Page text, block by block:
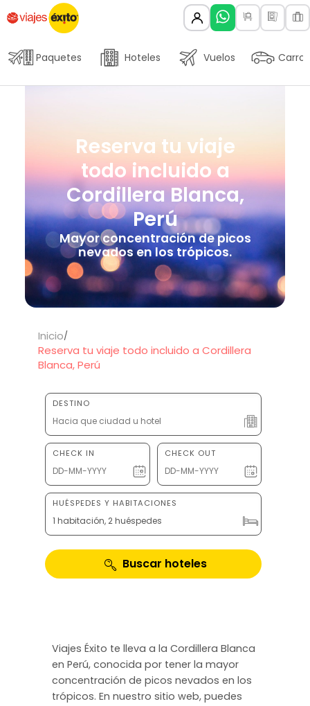
Paquetes Hoteles Vuelos Carros
Reserva tu viaje
todo incluido a
Cordillera Blanca,
Perú
Mayor concentración de picos
nevados en los trópicos.
Inicio
Reserva tu viaje todo incluido a Cordillera
Blanca, Perú
DESTINO
CHECK IN CHECK OUT
HUÉSPEDES Y HABITACIONES
1 habitación, 2 huéspedes
Buscar hoteles
Viajes Éxito te lleva a la Cordillera Blanca
en Perú, conocida por tener la mayor
concentración de picos nevados en los
trópicos. En nuestro sitio web, puedes